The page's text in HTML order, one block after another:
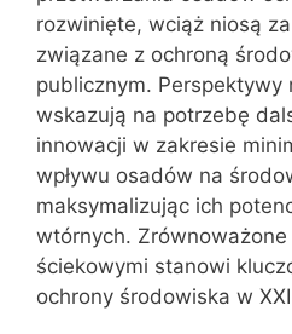
rozwinięte, wciąż niosą
związane z ochroną
publicznym. Perspektywy
wskazują na potrzebę
innowacji w zakresie
wpływu osadów na
maksymalizując ich
wtórnych.
ściekowymi stanowi
ochrony środowiska w